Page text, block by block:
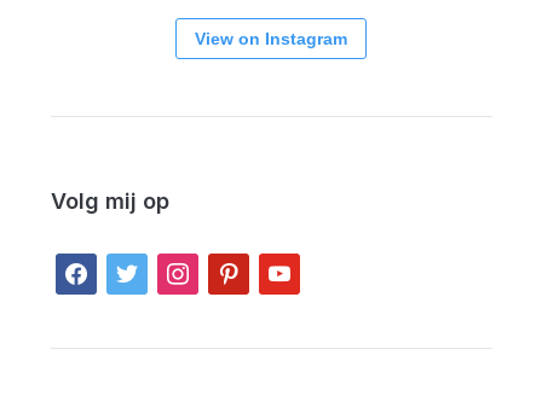
View on Instagram
Volg mij op
facebook
twitter instagrampinterestyoutube